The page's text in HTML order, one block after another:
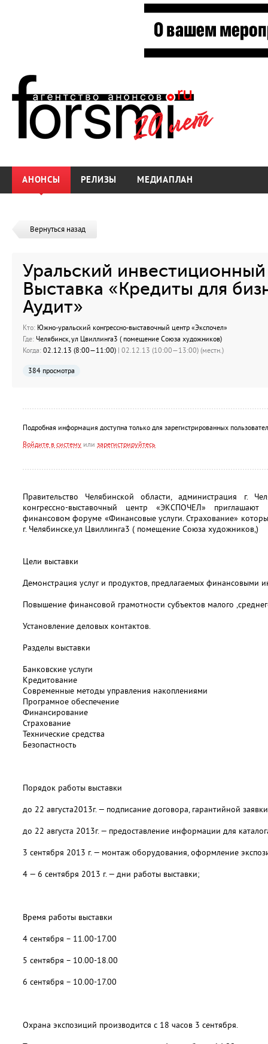
АНОНСЫ РЕЛИЗЫ МЕДИАПЛАН
Вернуться назад
Уральский
Выставка «Кредиты для
Аудит»
Кто: Южно-уральский конгрессно-выставочный центр «Экспочел»
Где: Челябинск, ул Цвиллинга3 ( помещение Союза художников)
Когда: 02.12.13 (8:00—11:00) | 02.12.13 (10:00—13:00) (местн.)
384 просмотра
Подробная информация доступна только для зарегистрированных
Войдите в систему или зарегистрируйтесь
Правительство Челябинской области, администрация г.
конгрессно-выставочный центр «ЭКСПОЧЕЛ»
финансовом форуме «Финансовые услуги. Страхование»
г. Челябинске,ул Цвиллинга3 ( помещение Союза художников,)
Цели выставки
Демонстрация услуг и продуктов, предлагаемых финансовыми
Повышение финансовой грамотности субъектов малого
Установление деловых контактов.
Разделы выставки
Банковские услуги
Кредитование
Современные методы управления накоплениями
Програмное обеспечение
Финансирование
Страхование
Технические средства
Безопастность
Порядок работы выставки
до 22 августа2013г. — подписание договора, гарантийной
до 22 августа 2013г. — предоставление информации для
3 сентября 2013 г. — монтаж оборудования, оформление
4 — 6 сентября 2013 г. — дни работы выставки;
Время работы выставки
4 сентября – 11.00-17.00
5 сентября – 10.00-18.00
6 сентября – 10.00-17.00
Охрана экспозиций производится с 18 часов 3 сентября.